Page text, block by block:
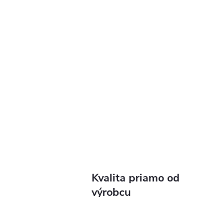
Kvalita priamo od
výrobcu